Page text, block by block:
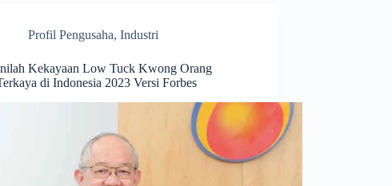
Profil Pengusaha,Industri
Kekayaan Low Tuck Kwong Orang
di Indonesia 2023 Versi Forbes